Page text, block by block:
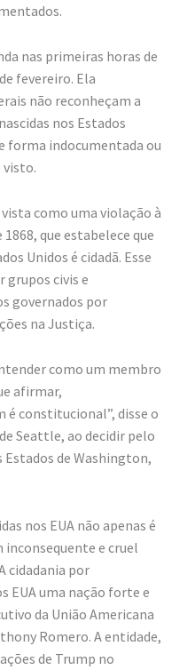
nas primeiras horas de
fevereiro. Ela
não reconheçam a
nos Estados
forma indocumentada ou
como uma violação à
que estabelece que
Unidos é cidadã. Esse
civis e
governados por
na Justiça.
como um membro
afirmar,
é constitucional”, disse o
Seattle, ao decidir pelo
de Washington,
nos EUA não apenas é
e cruel
cidadania por
EUA uma nação forte e
da União Americana
Romero. A entidade,
de Trump no